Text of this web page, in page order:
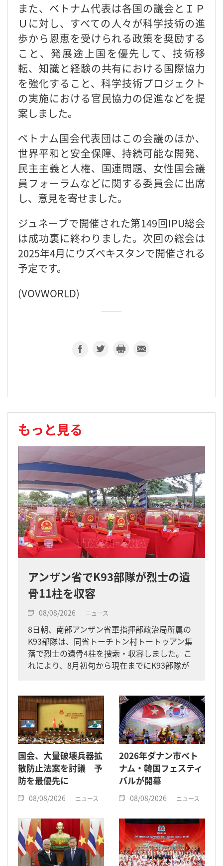
また、ベトナム代表は各国の議会とＩＰ
Ｕに対し、すべての人々が科学技術の進
歩から恩恵を受けられる政策を奨励する
こと、発展途上国を優先して、技術移
転、知識と経験の共有における国際協力
を強化すること、科学技術プロジェクト
の実施における官民協力の促進などを提
案しました。
ベトナム国会代表団はこの会議のほか、
世界平和と安全保障、持続可能な開発、
民主主義と人権、国連問題、女性国会議
員フォーラムなどに関する委員会に出席
し、意見を寄せました。
ジュネーブで開催された第149回IPU総会
は成功裏に終わりました。次回の総会は
2025年4月にウズベキスタンで開催される
予定です。
(VOVWORLD)
もっと見る
アンザン省でK93部隊が烈士の遺
骨11柱を収容
08/08/2026 ニュース
8日朝、南部アンザン省軍指揮部政治局所属の
K93部隊は、同省トーチトン村トートゥアン集
落で烈士の遺骨4柱を捜索・収容しました。こ
れにより、8月初旬から現在までにK93部隊が
国会、大量破壊兵器拡
散防止法案を討議 予
防を最優先に
08/08/2026 ニュース
2026年ダナン市ベト
ナム・韓国フェスティ
バルが開幕
08/08/2026 ニュース